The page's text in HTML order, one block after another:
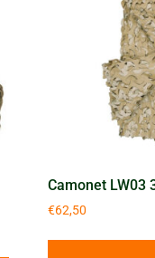
Camonet LW03
€62,50